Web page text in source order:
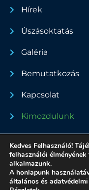
Hírek
Úszásoktatás
Galéria
Bemutatkozás
Kapcsolat
Kimozdulunk
Kedves Felhasználó!
felhasználói
alkalmazunk.
A honlapunk
általános és